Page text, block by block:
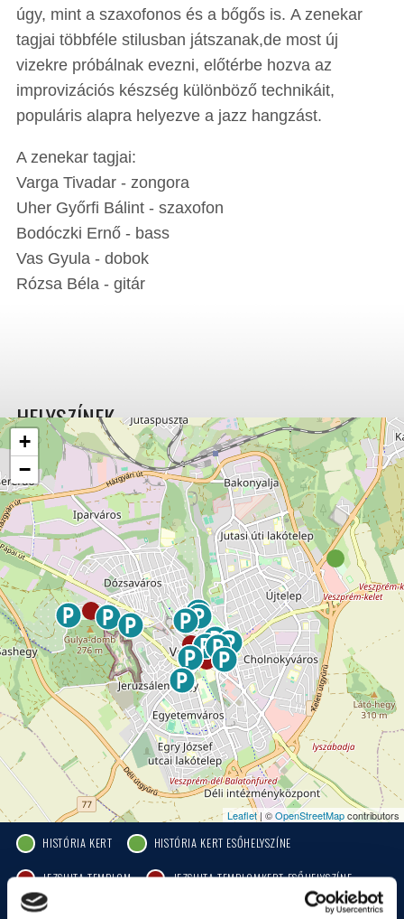
úgy, mint a szaxofonos és a bőgős is. A zenekar
tagjai többféle stilusban játszanak,de most új
vizekre próbálnak evezni, előtérbe hozva az
improvizációs készség különböző technikáit,
populáris alapra helyezve a jazz hangzást.
A zenekar tagjai:
Varga Tivadar - zongora
Uher Győrfi Bálint - szaxofon
Bodóczki Ernő - bass
Vas Gyula - dobok
Rózsa Béla - gitár
+
−
Leaflet| ©OpenStreetMapcontributors
HELYSZÍNEK
HISTÓRIA KERT HISTÓRIA KERT ESŐHELYSZÍNE
JEZSUITA TEMPLOM JEZSUITA TEMPLOMKERT ESŐHELYSZÍNE
ROZÉ, RIZLING, JAZZ FESZTIVÁL